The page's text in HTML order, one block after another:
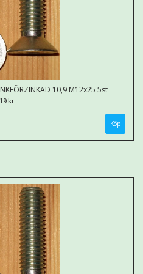
10,9 M12x25 5st
19 kr